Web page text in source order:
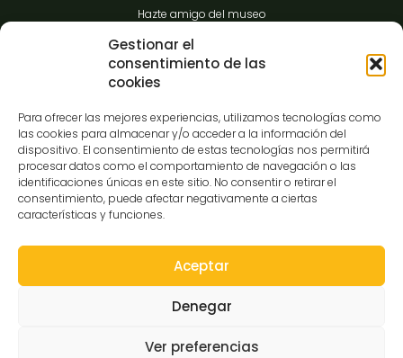
Gestionar el
consentimiento de las
cookies
Para ofrecer las mejores experiencias, utilizamos tecnologías como
las cookies para almacenar y/o acceder a la información del
dispositivo. El consentimiento de estas tecnologías nos permitirá
procesar datos como el comportamiento de navegación o las
identificaciones únicas en este sitio. No consentir o retirar el
consentimiento, puede afectar negativamente a ciertas
características y funciones.
Aceptar
Denegar
Ver preferencias
Hazte amigo del museo
Transparencia
C/Gibraltar,14
37008-Salamanca